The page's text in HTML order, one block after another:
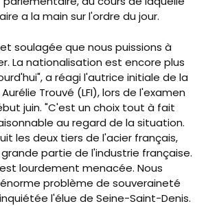
a la main sur l'ordre du jour.
soulagée que nous puissions à
La nationalisation est encore plus
a réagi l'autrice initiale de la
Trouvé (LFI), lors de l'examen
juin. "C'est un choix tout à fait
au regard de la situation.
les deux tiers de l'acier français,
partie de l'industrie française.
lourdement menacée. Nous
problème de souveraineté
l'élue de Seine-Saint-Denis.